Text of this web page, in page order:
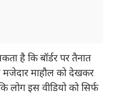
है कि बॉर्डर पर तैनात
मजेदार माहौल को देखकर
लोग इस वीडियो को सिर्फ